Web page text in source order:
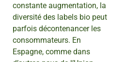
constante augmentation, la
diversité des labels bio peut
parfois décontenancer les
consommateurs. En
Espagne, comme dans